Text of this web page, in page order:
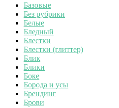
Базовые
Без рубрики
Белые
Бледный
Блестки
Блестки (глиттер)
Блик
Блики
Боке
Борода и усы
Брендинг
Брови